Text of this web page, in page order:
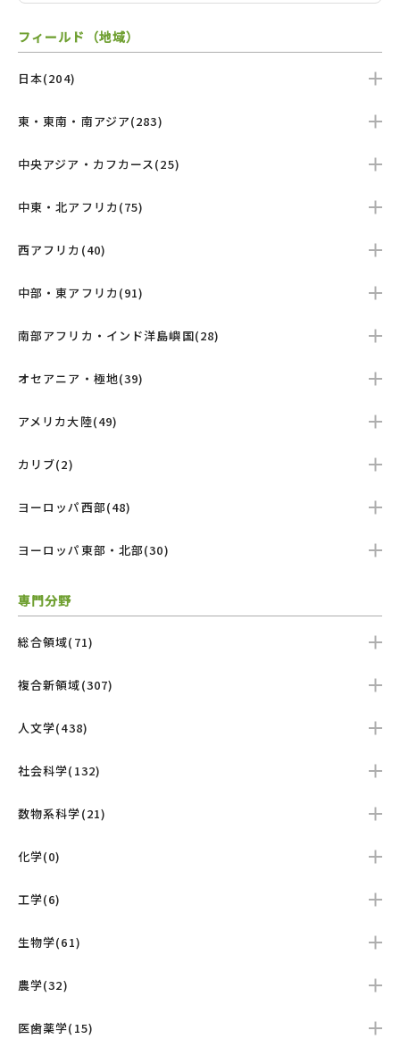
フィールド（地域）
日本(204)
東・東南・南アジア(283)
中央アジア・カフカース(25)
中東・北アフリカ(75)
西アフリカ(40)
中部・東アフリカ(91)
南部アフリカ・インド洋島嶼国(28)
オセアニア・極地(39)
アメリカ大陸(49)
カリブ(2)
ヨーロッパ西部(48)
ヨーロッパ東部・北部(30)
専門分野
総合領域(71)
複合新領域(307)
人文学(438)
社会科学(132)
数物系科学(21)
化学(0)
工学(6)
生物学(61)
農学(32)
医歯薬学(15)